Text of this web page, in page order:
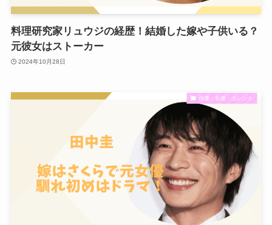
料理研究家リュウジの経歴！結婚した嫁や子供いる？
元彼女はストーカー
2024年10月28日
俳優・女優・タレント